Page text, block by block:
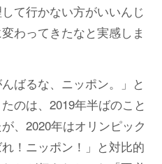
て行かない方がいいんじ
わってきたなと実感しま
ばるな、ニッポン。」と
のは、2019年半ばのこと
、2020年はオリンピック
！ニッポン！」と対比的